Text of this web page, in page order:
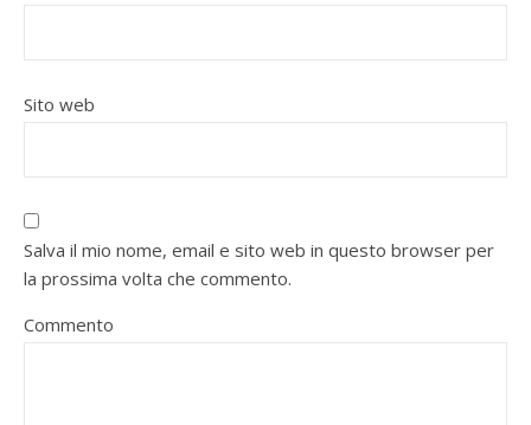
Sito web
Salva il mio nome, email e sito web in questo browser per
la prossima volta che commento.
Commento